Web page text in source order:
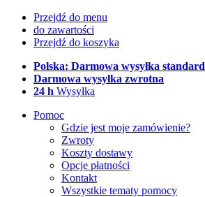
Przejdź do menu
do zawartości
Przejdź do koszyka
Polska: Darmowa wysyłka
Darmowa wysyłka zwrotna
24 h Wysyłka
Pomoc
Gdzie jest moje zamówienie?
Zwroty
Koszty dostawy
Opcje płatności
Kontakt
Wszystkie tematy pomocy